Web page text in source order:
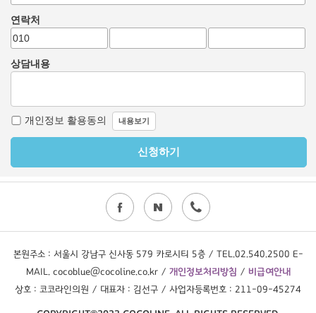
본원주소 : 서울시 강남구 신사동 579 카로시티 5층 / TEL.02.540.2500 E-
MAIL. cocoblue@cocoline.co.kr / 개인정보처리방침 / 비급여안내
상호 : 코코라인의원 / 대표자 : 김선구 / 사업자등록번호 : 211-09-45274